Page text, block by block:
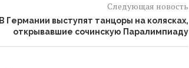
Следующая новость
В Германии выступят танцоры на колясках,
открывавшие сочинскую Паралимпиаду